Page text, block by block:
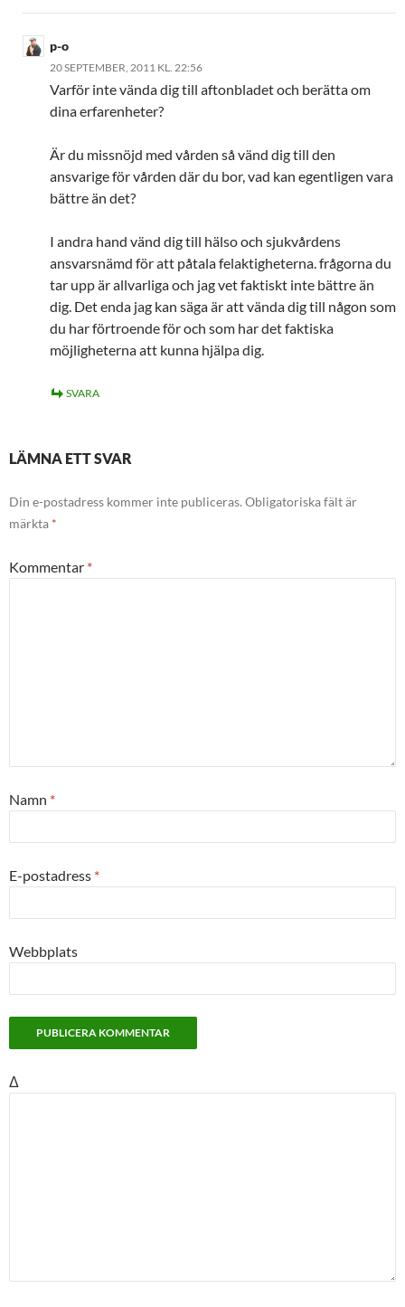
p-o
20 SEPTEMBER, 2011 KL. 22:56
Varför inte vända dig till aftonbladet och berätta om
dina erfarenheter?
Är du missnöjd med vården så vänd dig till den
ansvarige för vården där du bor, vad kan egentligen vara
bättre än det?
I andra hand vänd dig till hälso och sjukvårdens
ansvarsnämd för att påtala felaktigheterna. frågorna du
tar upp är allvarliga och jag vet faktiskt inte bättre än
dig. Det enda jag kan säga är att vända dig till någon som
du har förtroende för och som har det faktiska
möjligheterna att kunna hjälpa dig.
SVARA
LÄMNA ETT SVAR
Din e-postadress kommer inte publiceras. Obligatoriska fält är
märkta *
Kommentar *
Namn *
E-postadress *
Webbplats
Δ